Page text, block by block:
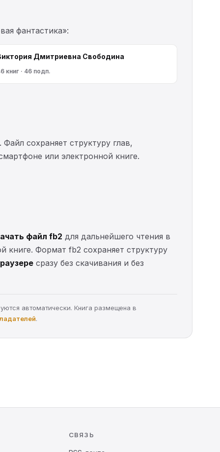
фантастика»:
Дмитриевна Свободина
книг · 46 подп.
сохраняет структуру глав,
или электронной книге.
файл fb2 для дальнейшего чтения в
книге. Формат fb2 сохраняет структуру
сразу без скачивания и без
автоматически. Книга размещена в
.
СВЯЗЬ